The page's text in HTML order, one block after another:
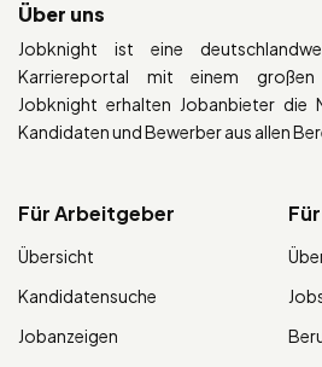
Über uns
Jobknight ist eine
Karriereportal mit einem großen
Jobknight erhalten Jobanbieter die
Kandidaten und Bewerber aus allen
Für Arbeitgeber
Übersicht
Kandidatensuche
Jobanzeigen